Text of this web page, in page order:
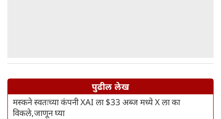
पुढील लेख
मस्कने स्वतःच्या कंपनी XAI ला $33 अब्ज मध्ये X ला का
विकले,जाणून घ्या